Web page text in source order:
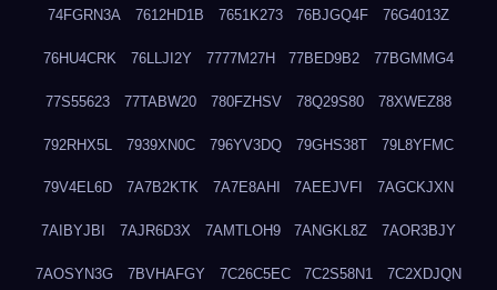
74FGRN3A 7612HD1B 7651K273 76BJGQ4F 76G4013Z
76HU4CRK 76LLJI2Y 7777M27H 77BED9B2 77BGMMG4
77S55623 77TABW20 780FZHSV 78Q29S80 78XWEZ88
792RHX5L 7939XN0C 796YV3DQ 79GHS38T 79L8YFMC
79V4EL6D 7A7B2KTK 7A7E8AHI 7AEEJVFI 7AGCKJXN
7AIBYJBI 7AJR6D3X 7AMTLOH9 7ANGKL8Z 7AOR3BJY
7AOSYN3G 7BVHAFGY 7C26C5EC 7C2S58N1 7C2XDJQN